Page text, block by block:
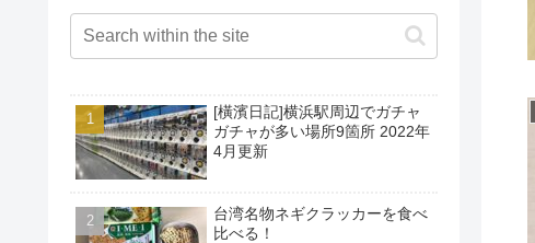
[橫濱日記]横浜駅周辺でガチャ
ガチャが多い場所9箇所 2022年
4月更新
台湾名物ネギクラッカーを食べ
比べる！